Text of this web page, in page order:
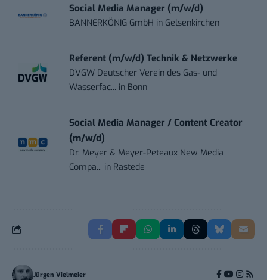
Social Media Manager (m/w/d)
BANNERKÖNIG GmbH in Gelsenkirchen
Referent (m/w/d) Technik & Netzwerke
DVGW Deutscher Verein des Gas- und
Wasserfac... in Bonn
Social Media Manager / Content Creator
(m/w/d)
Dr. Meyer & Meyer-Peteaux New Media
Compa... in Rastede
Jürgen Vielmeier